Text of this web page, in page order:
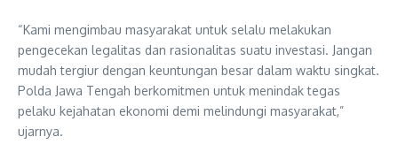
“Kami mengimbau masyarakat untuk selalu melakukan
pengecekan legalitas dan rasionalitas suatu investasi. Jangan
mudah tergiur dengan keuntungan besar dalam waktu singkat.
Polda Jawa Tengah berkomitmen untuk menindak tegas
pelaku kejahatan ekonomi demi melindungi masyarakat,”
ujarnya.